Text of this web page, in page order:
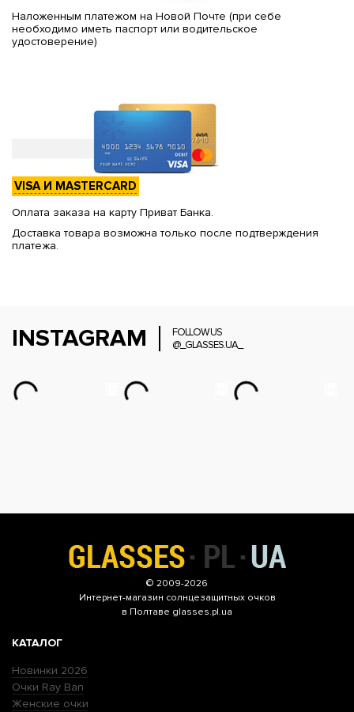
Наложенным платежом на Новой Почте (при себе
необходимо иметь паспорт или водительское
удостоверение)
VISA И MASTERCARD
Оплата заказа на карту Приват Банка.
Доставка товара возможна только после подтверждения
платежа.
INSTAGRAM
FOLLOW US
@_GLASSES.UA_
© 2009-2026
Интернет-магазин солнцезащитных очков
в Полтаве glasses.pl.ua
КАТАЛОГ
Новинки 2026
Очки Ray Ban
Женские очки